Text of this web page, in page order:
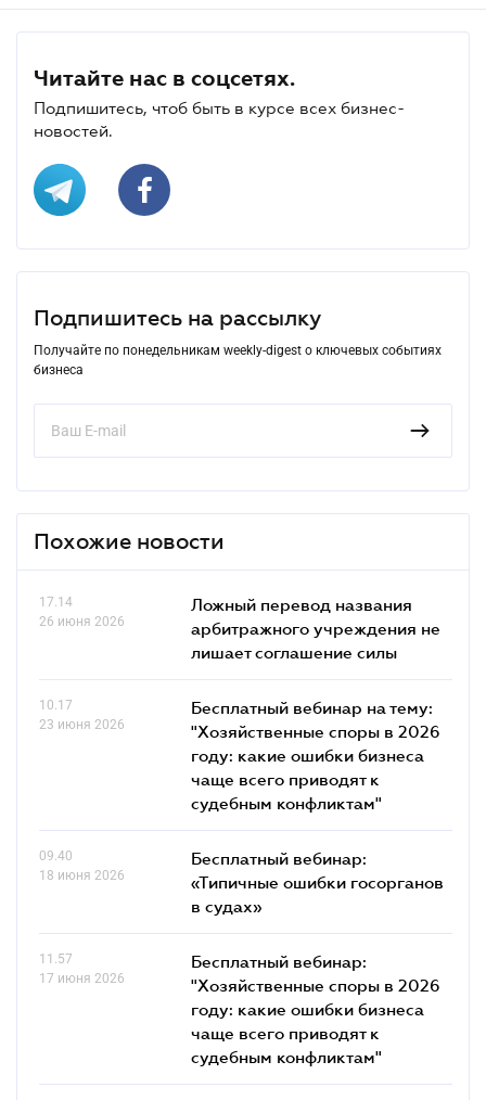
Читайте нас в соцсетях.
Подпишитесь, чтоб быть в курсе всех бизнес-
новостей.
Подпишитесь на рассылку
Получайте по понедельникам weekly-digest о ключевых событиях
бизнеса
Похожие новости
17.14
26 июня 2026
Ложный перевод названия
арбитражного учреждения не
лишает соглашение силы
10.17
23 июня 2026
Бесплатный вебинар на тему:
"Хозяйственные споры в 2026
году: какие ошибки бизнеса
чаще всего приводят к
судебным конфликтам"
09.40
18 июня 2026
Бесплатный вебинар:
«Типичные ошибки госорганов
в судах»
11.57
17 июня 2026
Бесплатный вебинар:
"Хозяйственные споры в 2026
году: какие ошибки бизнеса
чаще всего приводят к
судебным конфликтам"